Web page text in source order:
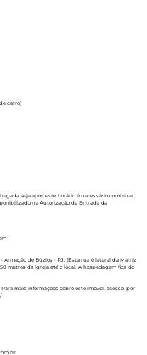
carro)
seja após este horário é necessário combinar
na Autorização de Entrada da
Armação de Búzios - RJ. (Esta rua é lateral da Matriz
metros da Igreja até o local. A hospedagem fica do
mais informações sobre este imóvel, acesse, por